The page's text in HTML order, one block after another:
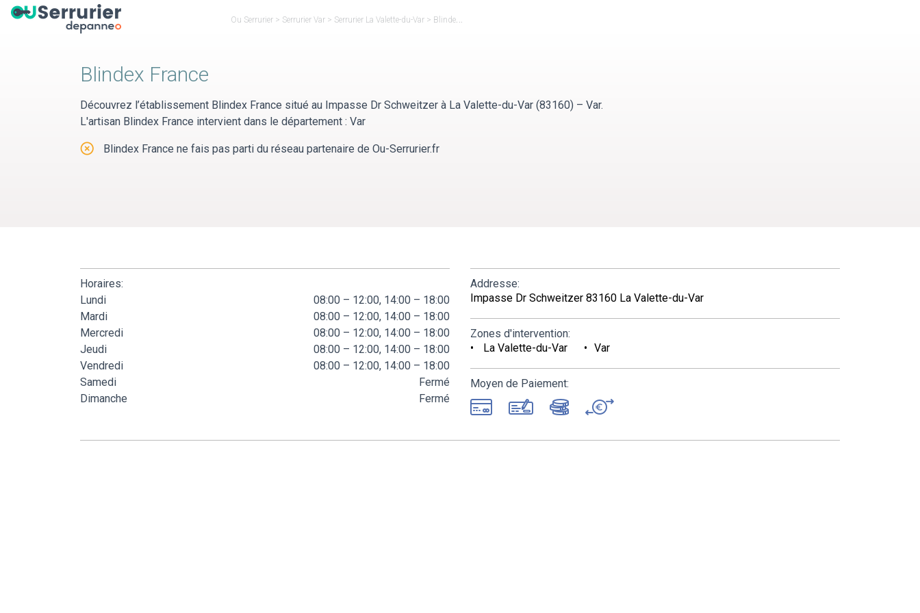
Panneau de gestion des cookies
Ou Serrurier > Serrurier Var > Serrurier La Valette-du-Var > Blindex France
Blindex France
Découvrez l’établissement Blindex France situé au Impasse Dr Schweitzer à La Valette-du-Var (83160) – Var.
L'artisan Blindex France intervient dans le département : Var
Blindex France ne fais pas parti du réseau partenaire de Ou-Serrurier.fr
Horaires:
Lundi
08:00 – 12:00, 14:00 – 18:00
Mardi
08:00 – 12:00, 14:00 – 18:00
Mercredi
08:00 – 12:00, 14:00 – 18:00
Jeudi
08:00 – 12:00, 14:00 – 18:00
Vendredi
08:00 – 12:00, 14:00 – 18:00
Samedi
Fermé
Dimanche
Fermé
Addresse:
Impasse Dr Schweitzer 83160 La Valette-du-Var
Zones d'intervention:
La Valette-du-Var
Var
Moyen de Paiement: